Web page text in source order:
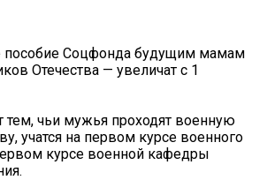
пособие Соцфонда будущим мамам
Отечества — увеличат с 1
тем, чьи мужья проходят военную
учатся на первом курсе военного
курсе военной кафедры